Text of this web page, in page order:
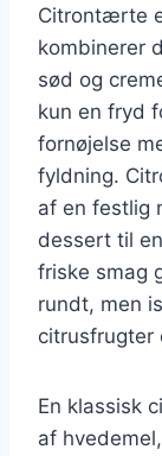
Citrontærte
kombinerer
sød og
kun en fryd
fornøjelse
fyldning.
af en festlig
dessert til
friske smag
rundt, men
citrusfrugter
En klassisk
af